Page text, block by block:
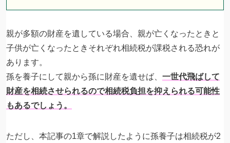
親が多額の財産を遺している場合、親が亡くなったときと
子供が亡くなったときそれぞれ相続税が課税される恐れが
あります。
孫を養子にして親から孫に財産を遺せば、 一世代飛ばして
財産を相続させられるので相続税負担を抑えられる可能性
もあるでしょう。
ただし、本記事の1章で解説したように孫養子は相続税が2